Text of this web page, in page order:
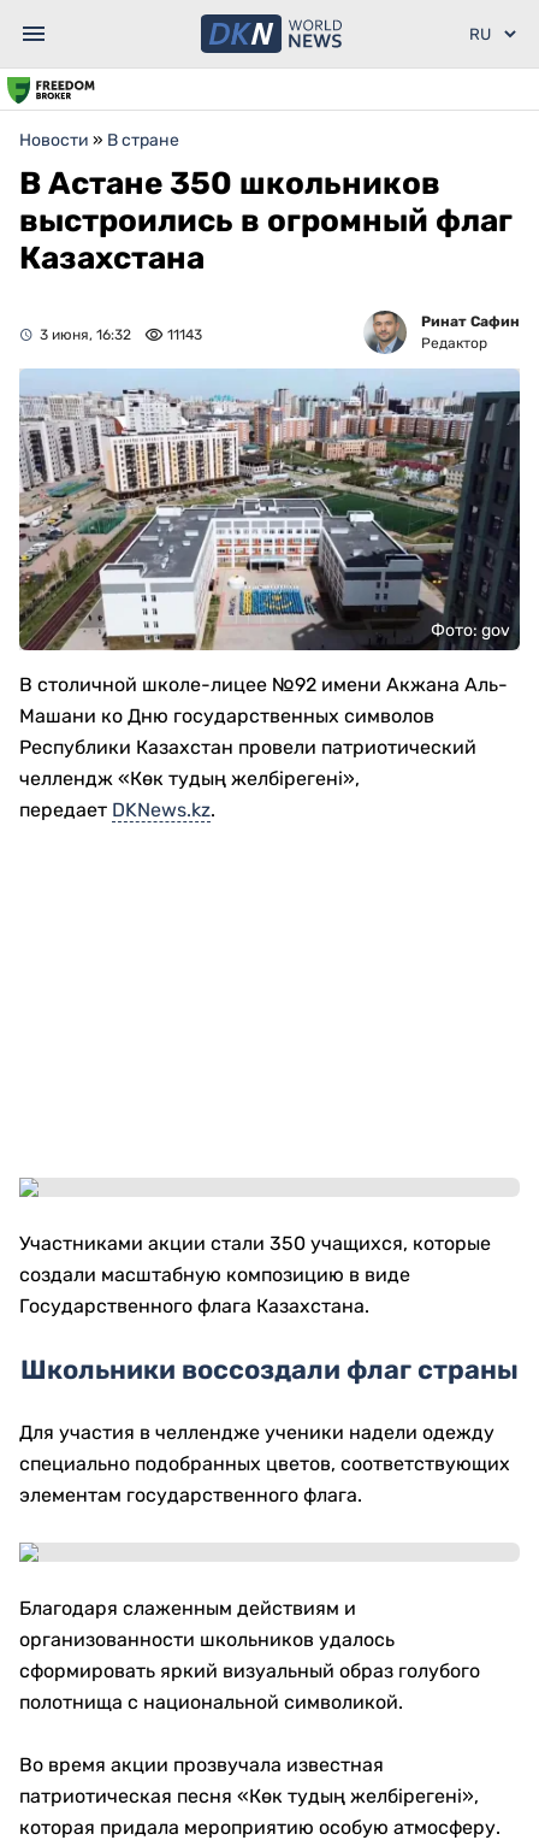
Новости » В стране
В Астане 350 школьников
выстроились в огромный флаг
Казахстана
3 июня, 16:32 11143
Ринат Сафин
Редактор
Фото: gov
В столичной школе-лицее №92 имени Акжана Аль-
Машани ко Дню государственных символов
Республики Казахстан провели патриотический
челлендж «Көк тудың желбірегені»,
передает DKNews.kz.
Участниками акции стали 350 учащихся, которые
создали масштабную композицию в виде
Государственного флага Казахстана.
Школьники воссоздали флаг страны
Для участия в челлендже ученики надели одежду
специально подобранных цветов, соответствующих
элементам государственного флага.
Благодаря слаженным действиям и
организованности школьников удалось
сформировать яркий визуальный образ голубого
полотнища с национальной символикой.
Во время акции прозвучала известная
патриотическая песня «Көк тудың желбірегені»,
которая придала мероприятию особую атмосферу.